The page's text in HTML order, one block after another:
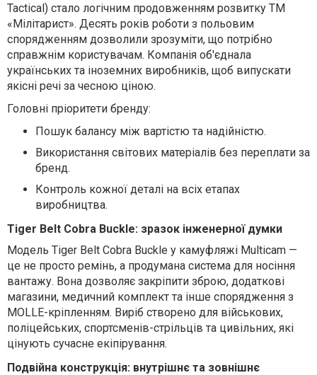
Tactical) стало логічним продовженням розвитку ТМ
«Мілітарист». Десять років роботи з польовим
спорядженням дозволили зрозуміти, що потрібно
справжнім користувачам. Компанія об'єднала
українських та іноземних виробників, щоб випускати
якісні речі за чесною ціною.
Головні пріоритети бренду:
Пошук балансу між вартістю та надійністю.
Використання світових матеріалів без переплати за
бренд.
Контроль кожної деталі на всіх етапах
виробництва.
Tiger Belt Cobra Buckle: зразок інженерної думки
Модель Tiger Belt Cobra Buckle у камуфляжі Multicam —
це не просто ремінь, а продумана система для носіння
вантажу. Вона дозволяє закріпити зброю, додаткові
магазини, медичний комплект та інше спорядження з
MOLLE-кріпленням. Виріб створено для військових,
поліцейських, спортсменів-стрільців та цивільних, які
цінують сучасне екіпірування.
Подвійна конструкція: внутрішнє та зовнішнє